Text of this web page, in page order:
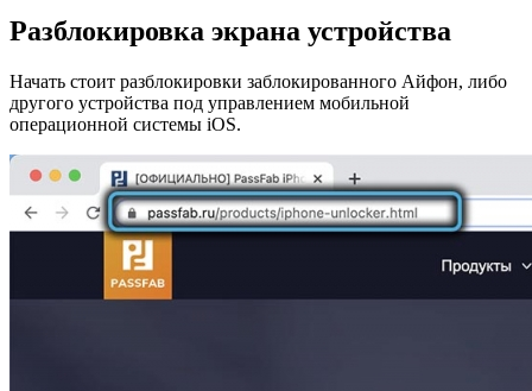
Разблокировка экрана устройства
Начать стоит разблокировки заблокированного Айфон, либо
другого устройства под управлением мобильной
операционной системы iOS.